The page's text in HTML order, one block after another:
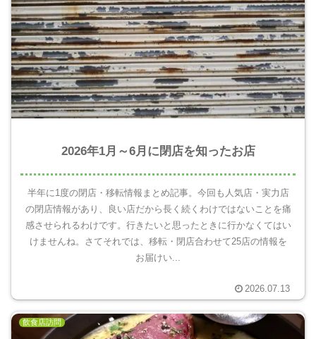
2026年1月～6月に閉店を知ったお店
半年に1度の閉店・移転情報まとめ記事。今回も人気店・実力店
の閉店情報があり、良い店だから長く続くわけではないことを痛
感させられるわけです。行きたいと思ったときに行かなくてはい
けませんね。さてそれでは、移転・閉店合わせて25店の情報を
お届けい...
2026.07.13
飲食店訪問